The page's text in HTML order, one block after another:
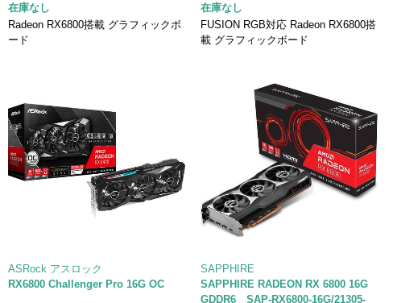
在庫なし
Radeon RX6800搭載 グラフィックボ
ード
在庫なし
FUSION RGB対応 Radeon RX6800搭
載 グラフィックボード
ASRock アスロック
RX6800 Challenger Pro 16G OC
SAPPHIRE
SAPPHIRE RADEON RX 6800 16G
GDDR6 SAP-RX6800-16G/21305-